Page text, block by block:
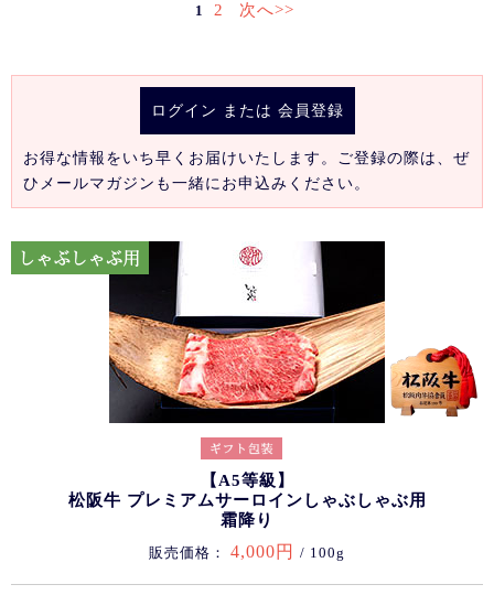
1 2 次へ>>
ログイン または 会員登録
お得な情報をいち早くお届けいたします。ご登録の際は、ぜ
ひメールマガジンも一緒にお申込みください。
【A5等級】
松阪牛 プレミアムサーロインしゃぶしゃぶ用
霜降り
販売価格： 4,000円 / 100g